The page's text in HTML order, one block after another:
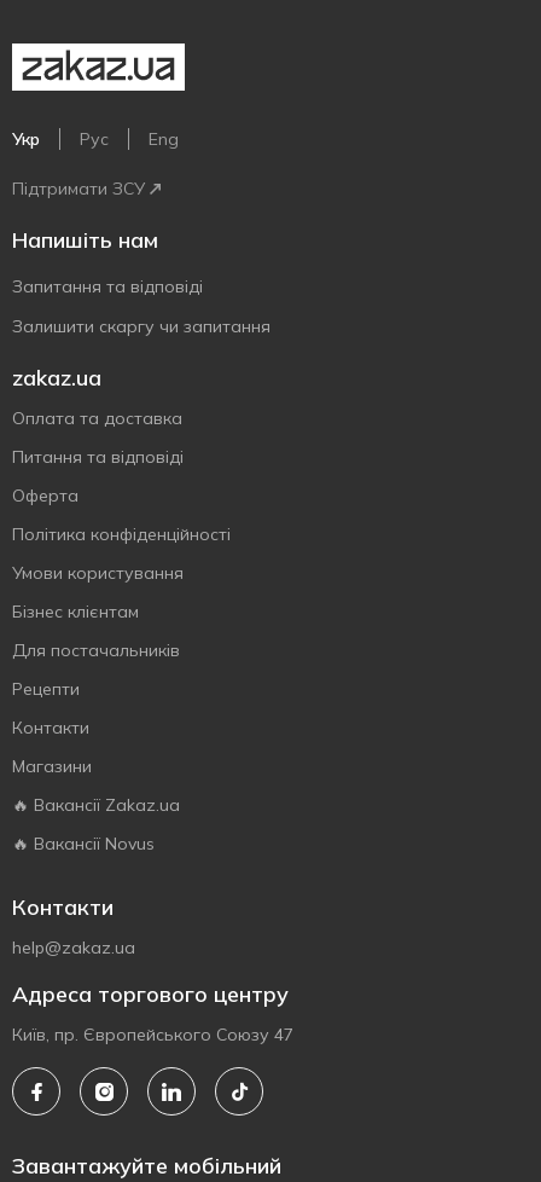
Укр Рус Eng
Підтримати ЗСУ
Напишіть нам
Запитання та відповіді
Залишити скаргу чи запитання
zakaz.ua
Оплата та доставка
Питання та відповіді
Оферта
Політика конфіденційності
Умови користування
Бізнес клієнтам
Для постачальників
Рецепти
Контакти
Магазини
🔥 Вакансії Zakaz.ua
🔥 Вакансії Novus
Контакти
help@zakaz.ua
Адреса торгового центру
Київ, пр. Європейського Союзу 47
Завантажуйте мобільний